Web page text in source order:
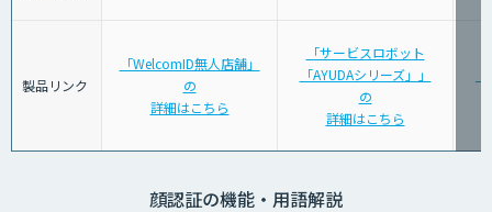
製品リンク
「WelcomID無人店舗」
の
詳細はこちら
「サービスロボット
「AYUDAシリーズ」」
の
詳細はこちら
顔認証の機能・用語解説